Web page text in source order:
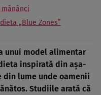
„Blue Zones”
unui model alimentar
inspirată din așa-
din lume unde oamenii
Studiile arată că